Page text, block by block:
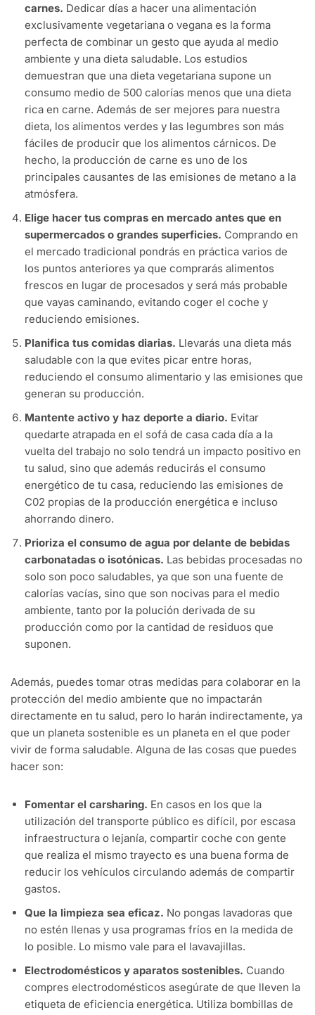
carnes. Dedicar días a hacer una alimentación
exclusivamente vegetariana o vegana es la forma
perfecta de combinar un gesto que ayuda al medio
ambiente y una dieta saludable. Los estudios
demuestran que una dieta vegetariana supone un
consumo medio de 500 calorías menos que una dieta
rica en carne. Además de ser mejores para nuestra
dieta, los alimentos verdes y las legumbres son más
fáciles de producir que los alimentos cárnicos. De
hecho, la producción de carne es uno de los
principales causantes de las emisiones de metano a la
atmósfera.
Elige hacer tus compras en mercado antes que en
supermercados o grandes superficies. Comprando en
el mercado tradicional pondrás en práctica varios de
los puntos anteriores ya que comprarás alimentos
frescos en lugar de procesados y será más probable
que vayas caminando, evitando coger el coche y
reduciendo emisiones.
Planifica tus comidas diarias. Llevarás una dieta más
saludable con la que evites picar entre horas,
reduciendo el consumo alimentario y las emisiones que
generan su producción.
Mantente activo y haz deporte a diario. Evitar
quedarte atrapada en el sofá de casa cada día a la
vuelta del trabajo no solo tendrá un impacto positivo en
tu salud, sino que además reducirás el consumo
energético de tu casa, reduciendo las emisiones de
C02 propias de la producción energética e incluso
ahorrando dinero.
Prioriza el consumo de agua por delante de bebidas
carbonatadas o isotónicas. Las bebidas procesadas no
solo son poco saludables, ya que son una fuente de
calorías vacías, sino que son nocivas para el medio
ambiente, tanto por la polución derivada de su
producción como por la cantidad de residuos que
suponen.
Además, puedes tomar otras medidas para colaborar en la
protección del medio ambiente que no impactarán
directamente en tu salud, pero lo harán indirectamente, ya
que un planeta sostenible es un planeta en el que poder
vivir de forma saludable. Alguna de las cosas que puedes
hacer son:
Fomentar el carsharing. En casos en los que la
utilización del transporte público es difícil, por escasa
infraestructura o lejanía, compartir coche con gente
que realiza el mismo trayecto es una buena forma de
reducir los vehículos circulando además de compartir
gastos.
Que la limpieza sea eficaz. No pongas lavadoras que
no estén llenas y usa programas fríos en la medida de
lo posible. Lo mismo vale para el lavavajillas.
Electrodomésticos y aparatos sostenibles. Cuando
compres electrodomésticos asegúrate de que lleven la
etiqueta de eficiencia energética. Utiliza bombillas de